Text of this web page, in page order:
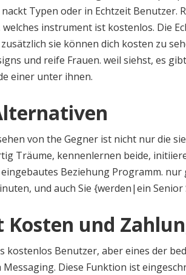
Typen oder in Echtzeit Benutzer.
welches instrument ist kostenlos. Die
sie können dich kosten zu
und reife Frauen. weil siehst, es
einer unter ihnen.
von the Gegner ist nicht nur die
Träume, kennenlernen beide,
Beziehung Programm. nur
und auch Sie {werden|ein Senior
und
kostenlos Benutzer, aber eines der
Diese Funktion ist